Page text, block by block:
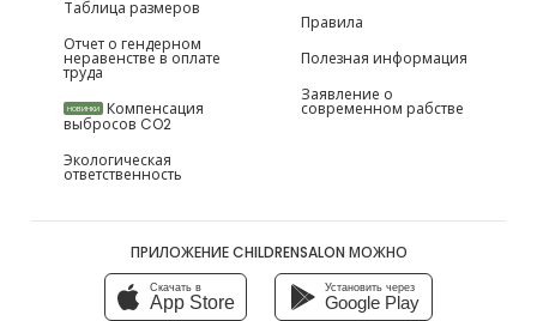
Таблица размеров
Отчет о гендерном
неравенстве в оплате
труда
НОВИНКИ Компенсация
выбросов CO2
Экологическая
ответственность
Правила
Полезная информация
Заявление о
современном рабстве
ПРИЛОЖЕНИЕ CHILDRENSALON МОЖНО
Скачать в
App Store
Установить через
Google Play